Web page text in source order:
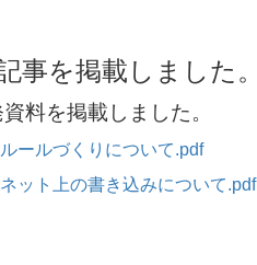
事を掲載しました。
料を掲載しました。
ールづくりについて.pdf
ット上の書き込みについて.pdf